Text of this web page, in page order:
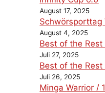
August 17, 2025
Schwörsporttag
August 4, 2025
Best of the Rest
Juli 27, 2025
Best of the
Juli 26, 2025
Minga Warrior /